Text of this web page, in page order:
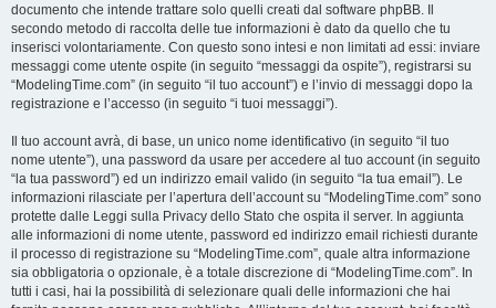
documento che intende trattare solo quelli creati dal software phpBB. Il
secondo metodo di raccolta delle tue informazioni è dato da quello che tu
inserisci volontariamente. Con questo sono intesi e non limitati ad essi: inviare
messaggi come utente ospite (in seguito “messaggi da ospite”), registrarsi su
“ModelingTime.com” (in seguito “il tuo account”) e l’invio di messaggi dopo la
registrazione e l’accesso (in seguito “i tuoi messaggi”).
Il tuo account avrà, di base, un unico nome identificativo (in seguito “il tuo
nome utente”), una password da usare per accedere al tuo account (in seguito
“la tua password”) ed un indirizzo email valido (in seguito “la tua email”). Le
informazioni rilasciate per l’apertura dell’account su “ModelingTime.com” sono
protette dalle Leggi sulla Privacy dello Stato che ospita il server. In aggiunta
alle informazioni di nome utente, password ed indirizzo email richiesti durante
il processo di registrazione su “ModelingTime.com”, quale altra informazione
sia obbligatoria o opzionale, è a totale discrezione di “ModelingTime.com”. In
tutti i casi, hai la possibilità di selezionare quali delle informazioni che hai